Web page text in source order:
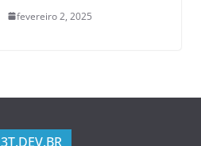
fevereiro 2, 2025
3T.DEV.BR